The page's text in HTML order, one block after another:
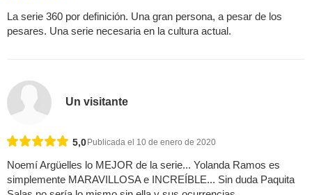
La serie 360 por definición. Una gran persona, a pesar de los
pesares. Una serie necesaria en la cultura actual.
Un visitante
5,0 Publicada el 10 de enero de 2020
Noemí Argüelles lo MEJOR de la serie... Yolanda Ramos es
simplemente MARAVILLOSA e INCREÍBLE... Sin duda Paquita